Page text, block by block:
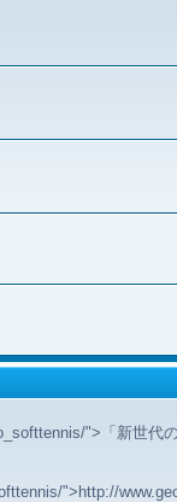
">「新世代
">http://